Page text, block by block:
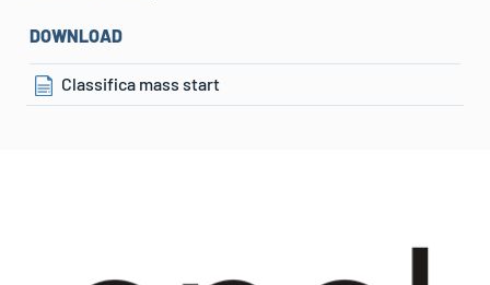
DOWNLOAD
Classifica mass start